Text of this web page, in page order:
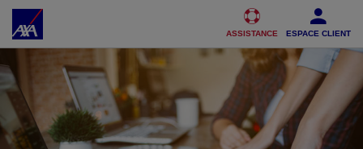
Accéder au Contenu Accéder au Pied de page
ASSISTANCE ESPACE CLIENT